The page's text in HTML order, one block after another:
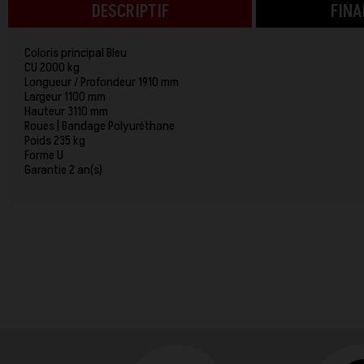
DESCRIPTIF
Coloris principal Bleu
CU 2000 kg
Longueur / Profondeur 1910 mm
Largeur 1100 mm
Hauteur 3110 mm
Roues | Bandage Polyuréthane
Poids 235 kg
Forme U
Garantie 2 an(s)